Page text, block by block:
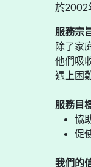
於2002
服務宗
除了家
他們吸
遇上困
服務目
協
促
我們的